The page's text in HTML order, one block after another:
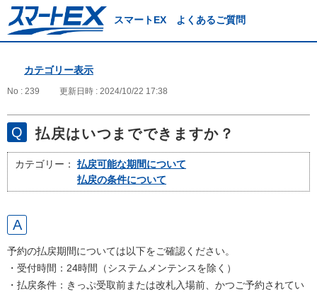
スマートEX よくあるご質問
カテゴリー表示
No : 239 更新日時 : 2024/10/22 17:38
払戻はいつまでできますか？
カテゴリー：
払戻可能な期間について
払戻の条件について
予約の払戻期間については以下をご確認ください。
・受付時間：24時間（システムメンテンスを除く）
・払戻条件：きっぷ受取前または改札入場前、かつご予約されてい